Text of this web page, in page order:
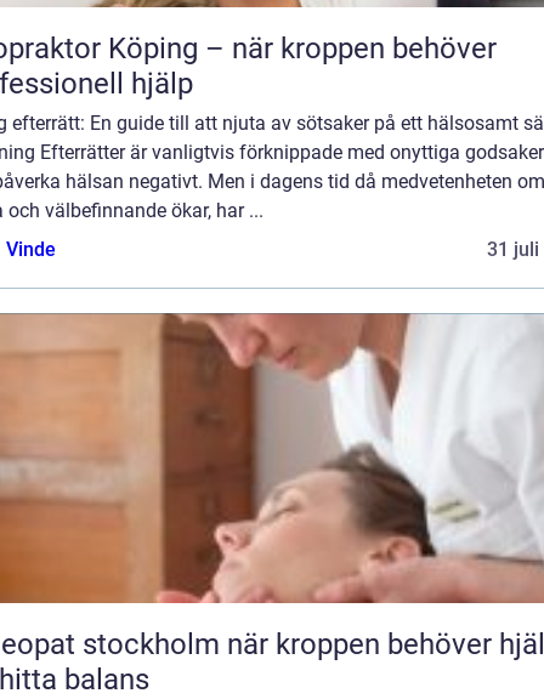
Köping – när kroppen behöver
hjälp
efterrätt: En guide till att njuta av sötsaker på ett hälsosamt
Efterrätter är vanligtvis förknippade med onyttiga
hälsan negativt. Men i dagens tid då medvetenheten om
och välbefinnande ökar, har ...
Vinde
31 juli
stockholm när kroppen behöver hjälp
balans